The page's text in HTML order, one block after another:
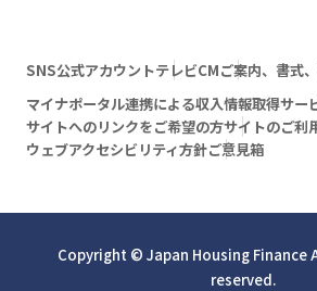
SNS公式アカウントテレビCMご案内、書式
マイナポータル連携による収入情報取得サー
サイトへのリンクをご希望の方サイトのご利
ウェブアクセシビリティ方針ご意見箱
Copyright © Japan Housing Finance
reserved.